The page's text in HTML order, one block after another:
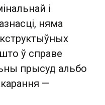
і
няма
ў справе
прысуд альбо
—